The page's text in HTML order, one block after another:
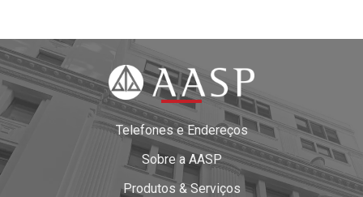
Telefones e Endereços
Sobre a AASP
Produtos & Serviços